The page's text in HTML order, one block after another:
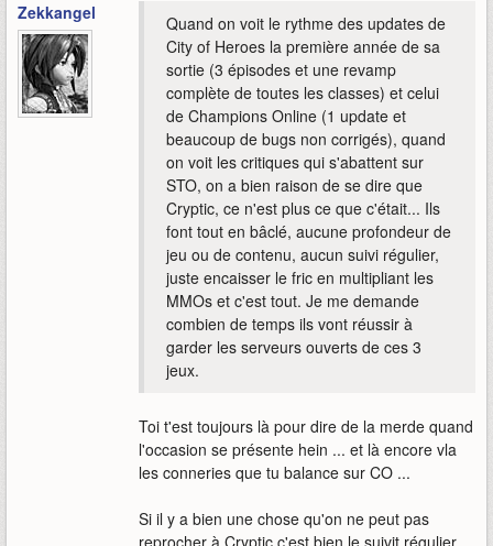
Zekkangel
Quand on voit le rythme des updates de
City of Heroes la première année de sa
sortie (3 épisodes et une revamp
complète de toutes les classes) et celui
de Champions Online (1 update et
beaucoup de bugs non corrigés), quand
on voit les critiques qui s'abattent sur
STO, on a bien raison de se dire que
Cryptic, ce n'est plus ce que c'était... Ils
font tout en bâclé, aucune profondeur de
jeu ou de contenu, aucun suivi régulier,
juste encaisser le fric en multipliant les
MMOs et c'est tout. Je me demande
combien de temps ils vont réussir à
garder les serveurs ouverts de ces 3
jeux.
Toi t'est toujours là pour dire de la merde quand
l'occasion se présente hein ... et là encore vla
les conneries que tu balance sur CO ...
Si il y a bien une chose qu'on ne peut pas
reprocher à Cryptic c'est bien le suivit régulier